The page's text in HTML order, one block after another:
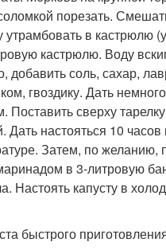
порезать.
утрамбовать в кастрюлю
кастрюлю. Воду
добавить соль, сахар,
гвоздику. Дать
сверху тарелку
Дать настояться 10 часов
Затем, по желанию,
в 3-литровую
Настоять капусту в
быстрого